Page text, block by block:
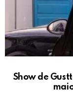
Show de